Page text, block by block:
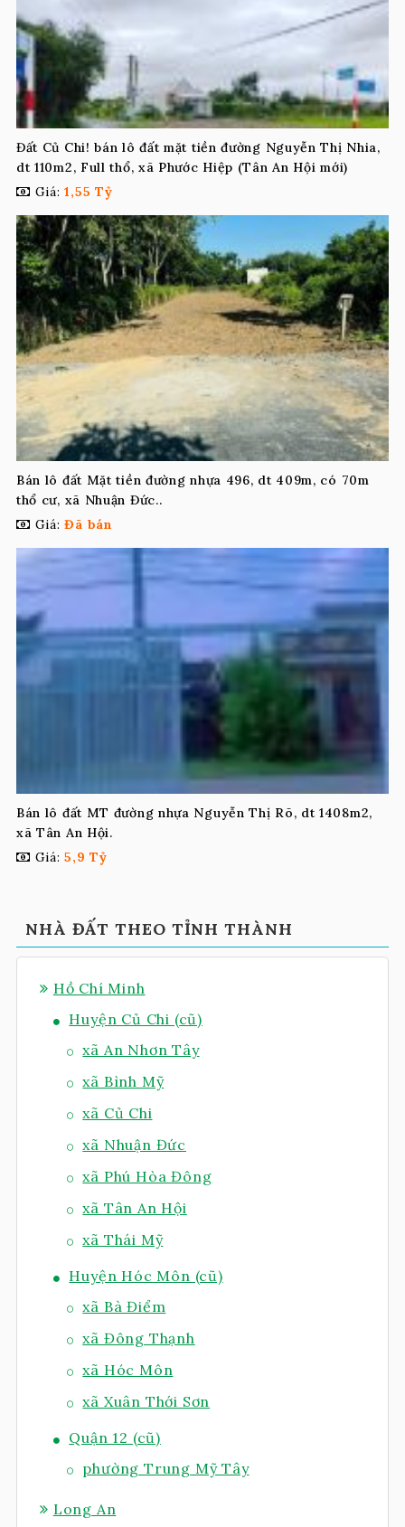
Đất Củ Chi! bán lô đất mặt tiền đường Nguyễn Thị Nhia,
dt 110m2, Full thổ, xã Phước Hiệp (Tân An Hội mới)
Giá: 1,55 Tỷ
Bán lô đất Mặt tiền đường nhựa 496, dt 409m, có 70m
thổ cư, xã Nhuận Đức..
Giá: Đã bán
Bán lô đất MT đường nhựa Nguyễn Thị Rõ, dt 1408m2,
xã Tân An Hội.
Giá: 5,9 Tỷ
NHÀ ĐẤT THEO TỈNH THÀNH
Hồ Chí Minh
Huyện Củ Chi (cũ)
xã An Nhơn Tây
xã Bình Mỹ
xã Củ Chi
xã Nhuận Đức
xã Phú Hòa Đông
xã Tân An Hội
xã Thái Mỹ
Huyện Hóc Môn (cũ)
xã Bà Điểm
xã Đông Thạnh
xã Hóc Môn
xã Xuân Thới Sơn
Quận 12 (cũ)
phường Trung Mỹ Tây
Long An